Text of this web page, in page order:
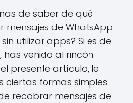
de saber de qué
mensajes de WhatsApp
utilizar apps? Si es de
has venido al rincón
el presente artículo, le
ciertas formas simples
recobrar mensajes de